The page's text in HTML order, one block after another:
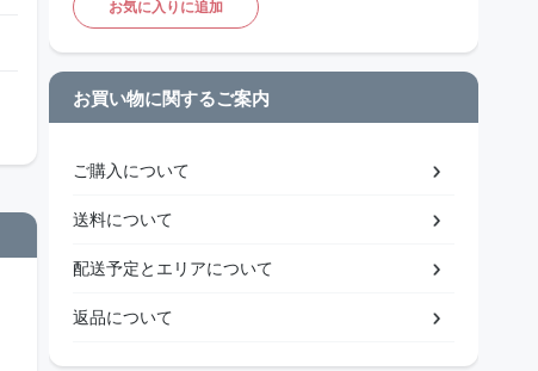
お気に入りに追加
お買い物に関するご案内
ご購入について
送料について
配送予定とエリアについて
返品について